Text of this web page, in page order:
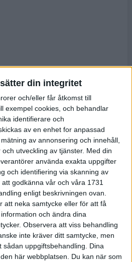
din integritet
och/eller får åtkomst till
exempel cookies, och behandlar
identifierare och
av en enhet for anpassad
av annonsering och innehåll,
utveckling av tjänster. Med din
använda exakta uppgifter
och identifiering via skanning av
godkänna vår och våra 1731
enligt beskrivningen ovan.
att neka samtycke eller för att få
och ändra dina
Observera att viss behandling
inte kräver ditt samtycke, men
uppgiftsbehandling. Dina
här webbplatsen. Du kan när som